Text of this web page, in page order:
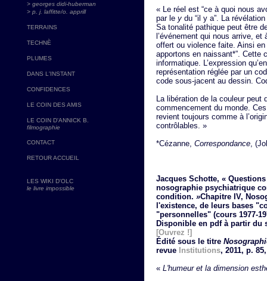
> georges didi-huberman
> p. j. laffitte/o. apprill
TERRAINS
TECHNÈ
PLUMES
DANS L'INSTANT
CONFIDENCES
LE COIN DES AMIS
LE COIN D'ANNICK B.
filmographie
CONTACT
RETOUR ACCUEIL
LES WIKI D'OLC
le livre impossible
« Le réel est “ce à quoi nous
par le y du “il y a”. La
Sa tonalité pathique peut être
l’événement qui nous arrive,
offert ou violence faite. Ainsi
apportons en naissant*”. Cette
informatique. L’expression
représentation réglée par un
code sous-jacent au dessin.
La libération de la couleur
commencement du monde.
revient toujours comme à
contrôlables. »
*Cézanne, Correspondance,
Jacques Schotte, «
nosographie psychiatrique
condition. »Chapitre IV,
l'existence, de leurs bases
"personnelles" (cours 1977-
Disponible en pdf à partir du
[Ouvrez !]
Édité sous le titre
revue Institutions, 2011, p.
« L'humeur et la dimension